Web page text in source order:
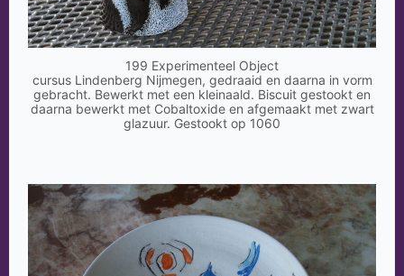
199 Experimenteel Object
cursus Lindenberg Nijmegen, gedraaid en daarna in vorm
gebracht. Bewerkt met een kleinaald. Biscuit gestookt en
daarna bewerkt met Cobaltoxide en afgemaakt met zwart
glazuur. Gestookt op 1060